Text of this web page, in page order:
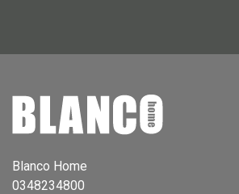
Hanglamp
Vloerlamp
Blanco Home
0348234800